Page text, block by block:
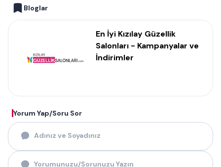
Bloglar
En İyi Kızılay Güzellik
Salonları - Kampanyalar ve
İndirimler
Yorum Yap/Soru Sor